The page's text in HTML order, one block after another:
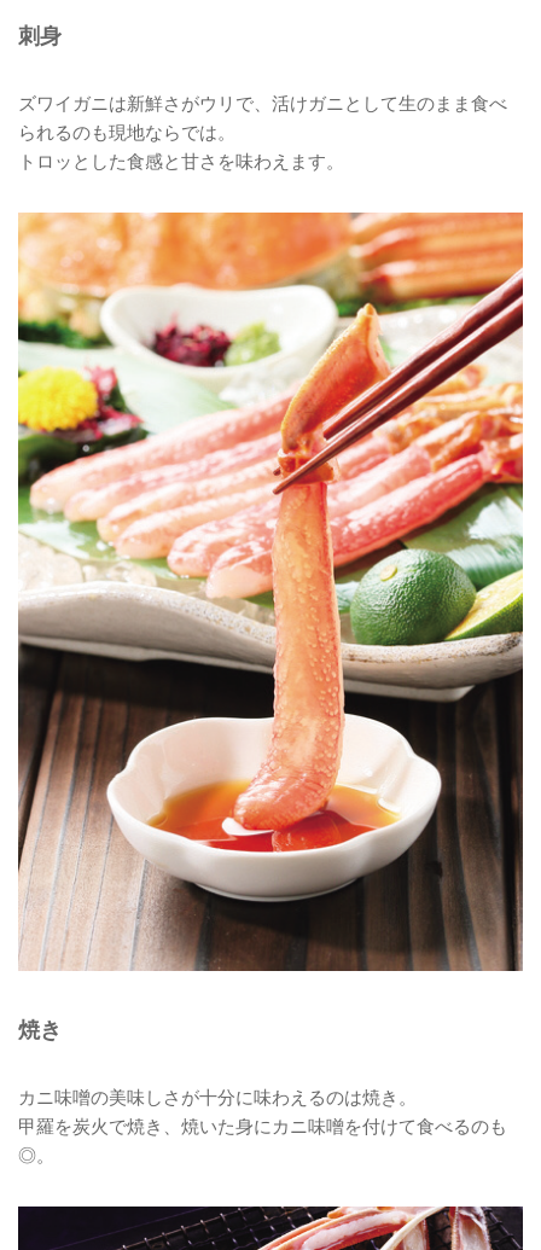
刺身
ズワイガニは新鮮さがウリで、活けガニとして生のまま食べ
られるのも現地ならでは。
トロッとした食感と甘さを味わえます。
焼き
カニ味噌の美味しさが十分に味わえるのは焼き。
甲羅を炭火で焼き、焼いた身にカニ味噌を付けて食べるのも
◎。